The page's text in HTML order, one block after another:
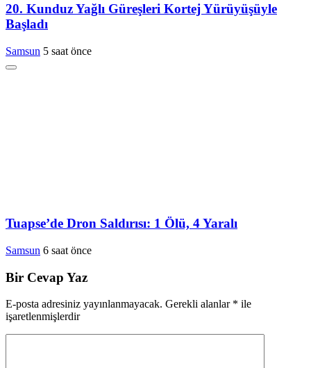
20. Kunduz Yağlı Güreşleri Kortej Yürüyüşüyle
Başladı
Samsun 5 saat önce
Tuapse’de Dron Saldırısı: 1 Ölü, 4 Yaralı
Samsun 6 saat önce
Bir Cevap Yaz
E-posta adresiniz yayınlanmayacak. Gerekli alanlar * ile
işaretlenmişlerdir